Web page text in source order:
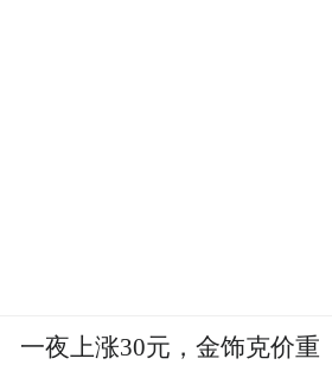
一夜上涨30元，金饰克价重